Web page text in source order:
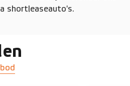
shortleaseauto's.